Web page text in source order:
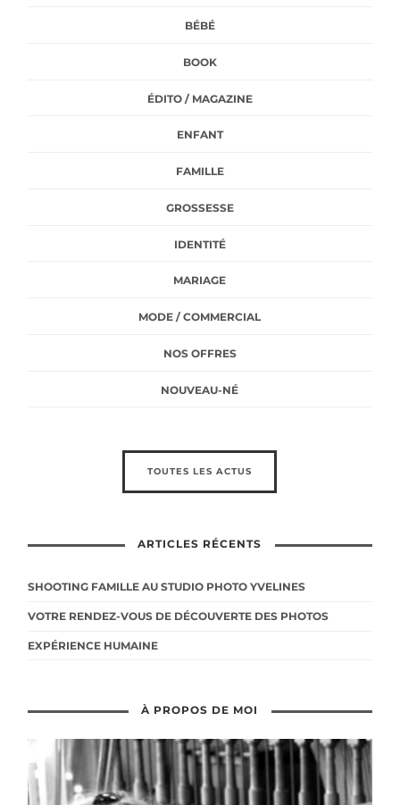
BÉBÉ
BOOK
ÉDITO / MAGAZINE
ENFANT
FAMILLE
GROSSESSE
IDENTITÉ
MARIAGE
MODE / COMMERCIAL
NOS OFFRES
NOUVEAU-NÉ
TOUTES LES ACTUS
ARTICLES RÉCENTS
SHOOTING FAMILLE AU STUDIO PHOTO YVELINES
VOTRE RENDEZ-VOUS DE DÉCOUVERTE DES PHOTOS
EXPÉRIENCE HUMAINE
À PROPOS DE MOI